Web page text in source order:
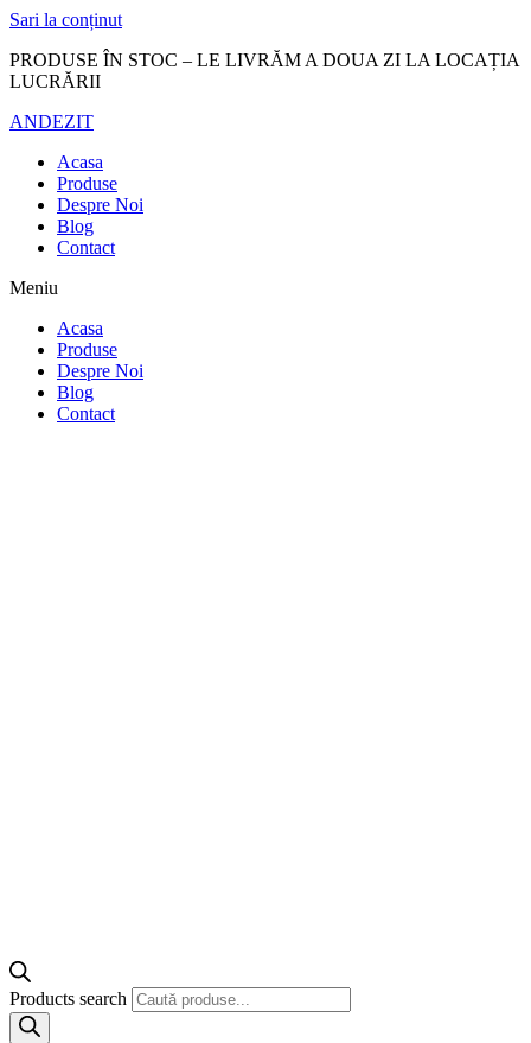
Sari la conținut
PRODUSE ÎN STOC – LE LIVRĂM A DOUA ZI LA LOCAȚIA
LUCRĂRII
ANDEZIT
Acasa
Produse
Despre Noi
Blog
Contact
Meniu
Acasa
Produse
Despre Noi
Blog
Contact
Products search